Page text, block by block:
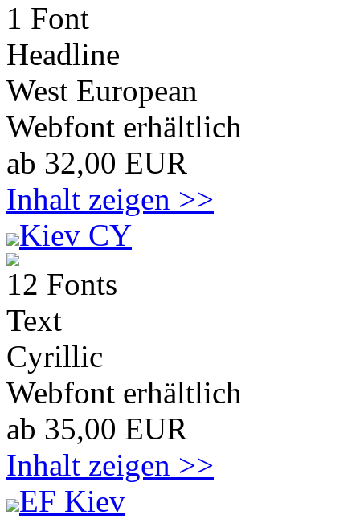
1 Font
Headline
West European
Webfont erhältlich
ab 32,00 EUR
Inhalt zeigen >>
Kiev CY
12 Fonts
Text
Cyrillic
Webfont erhältlich
ab 35,00 EUR
Inhalt zeigen >>
EF Kiev